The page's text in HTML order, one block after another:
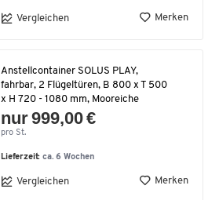
Vergleichen Merken
Anstellcontainer SOLUS PLAY,
fahrbar, 2 Flügeltüren, B 800 x T 500
x H 720 - 1080 mm, Mooreiche
nur 999,00 €
pro St.
Lieferzeit:ca. 6 Wochen
Vergleichen Merken